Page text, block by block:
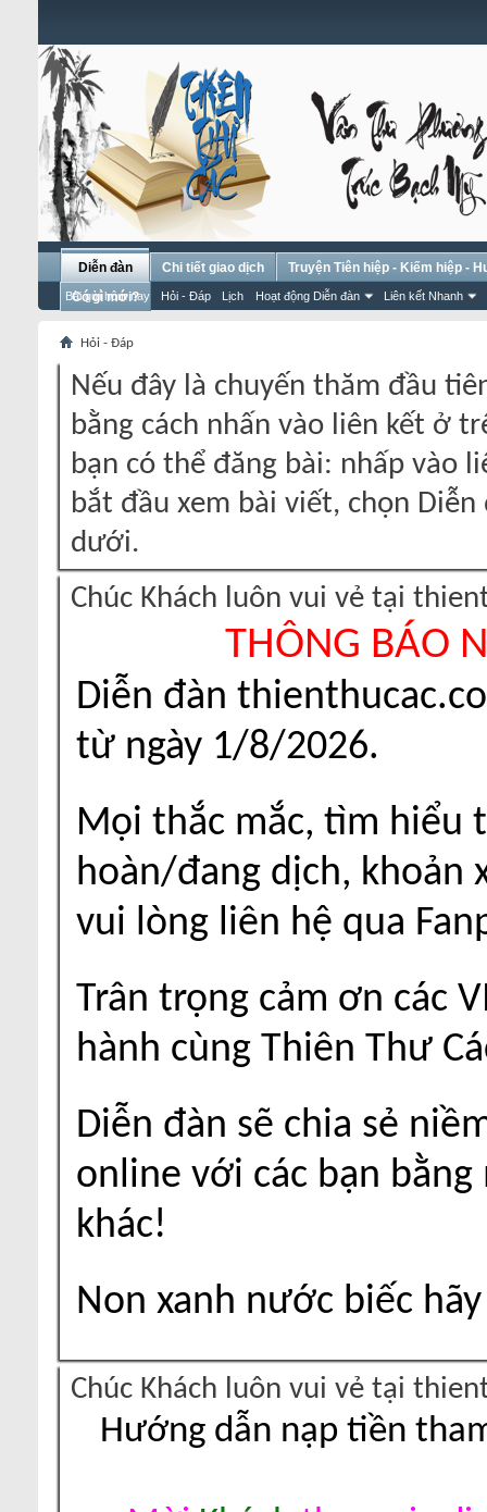
Diễn đàn
Bài gửi hôm nay Hỏi - Đáp Lịch Hoạt động Diễn đàn Liên kết Nhanh
Chi tiết giao dịch
Truyện Tiên hiệp - Kiếm hiệp -
Có gì mới?
Hỏi - Đáp
Nếu đây là chuyến thăm đầu
bằng cách nhấn vào liên kết ở
bạn có thể đăng bài: nhấp vào
bắt đầu xem bài viết, chọn
dưới.
Chúc Khách luôn vui vẻ tại
THÔNG BÁO
Diễn đàn
từ ngày 1/8/2026.
Mọi thắc mắc, tìm hiểu
hoàn/đang dịch, khoản
vui lòng liên hệ qua
Trân trọng cảm ơn các
hành cùng Thiên Thư
Diễn đàn sẽ chia sẻ
online với các bạn
khác!
Non xanh nước biếc
Chúc Khách luôn vui vẻ tại
Hướng dẫn nạp tiền